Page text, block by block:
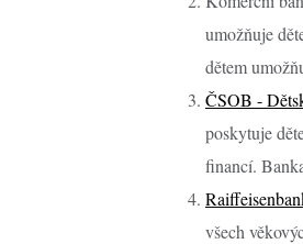
umožňuje
dětem
ČSOB -
poskytuje
financí.
všech